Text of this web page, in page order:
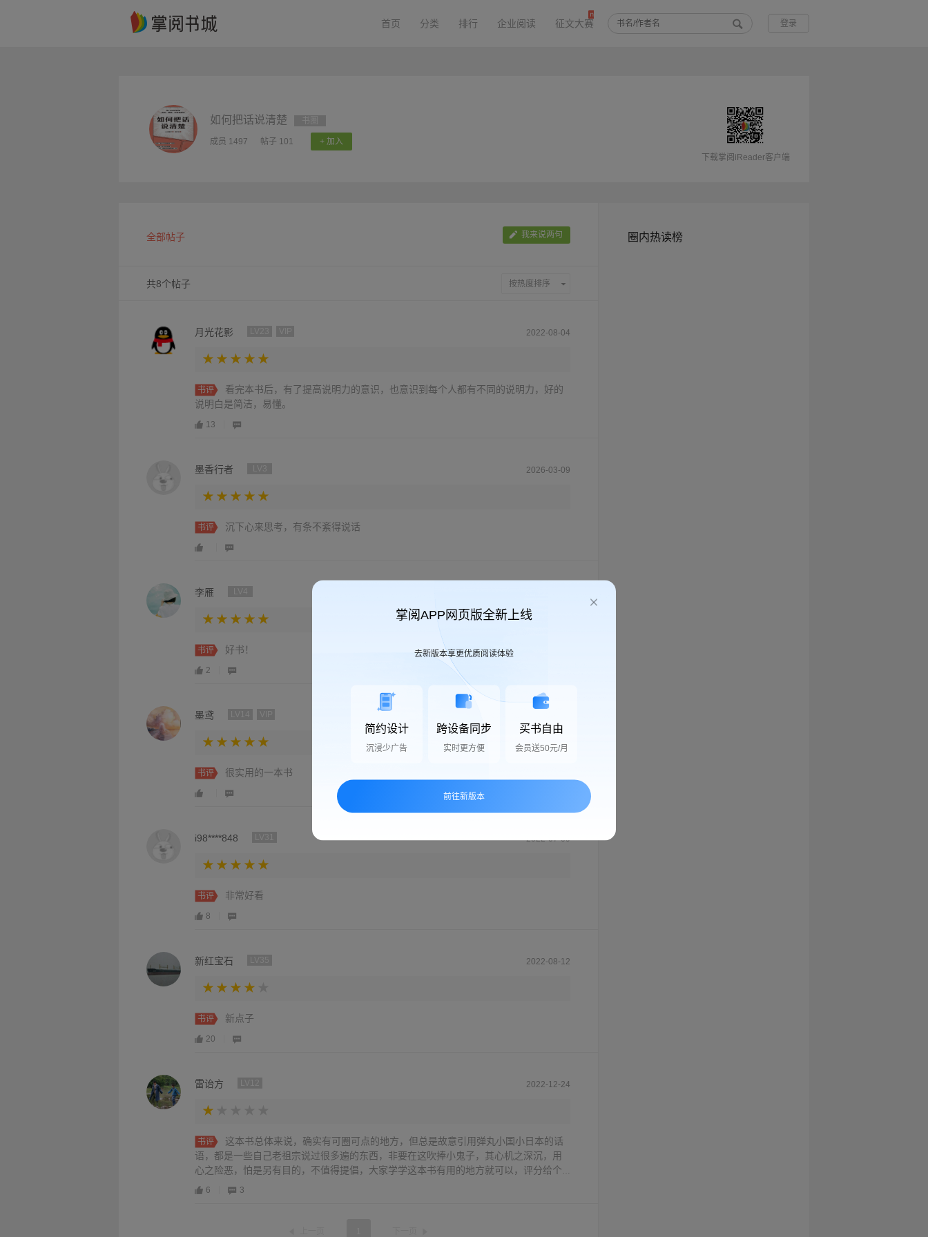
首页 分类 排行 企业阅读 征文大赛 登录
如何把话说清楚
成员 1497 帖子 101
+ 加入
下载掌阅iReader客户端
全部帖子 我来说两句
共8个帖子 按热度排序
月光花影 2022-08-04
书评
看完本书后，有了提高说明力的意识，也意识到每个人都有不同的说明力，好的
说明白是简洁，易懂。
13
墨香行者 2026-03-09
书评 沉下心来思考，有条不紊得说话
李雁
书评 好书！
2
墨鸢
书评 很实用的一本书
i98****848 2022-07-09
书评 非常好看
8
新红宝石 2022-08-12
书评 新点子
20
雷诒方 2022-12-24
书评
这本书总体来说，确实有可圈可点的地方，但总是故意引用弹丸小国小日本的话
语，都是一些自己老祖宗说过很多遍的东西，非要在这吹捧小鬼子，其心机之深沉，用
心之险恶，怕是另有目的，不值得提倡，大家学学这本书有用的地方就可以，评分给个
零都嫌多。
6 3
圈内热读榜
掌阅APP网页版全新上线
去新版本享更优质阅读体验
简约设计
沉浸少广告
跨设备同步
实时更方便
买书自由
会员送50元/月
前往新版本